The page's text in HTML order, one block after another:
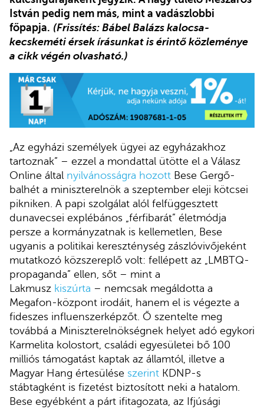
István pedig nem más, mint a vadászlobbi
főpapja. (Frissítés: Bábel Balázs kalocsa-
kecskeméti érsek írásunkat is érintő közleménye
a cikk végén olvasható.)
„Az egyházi személyek ügyei az egyházakhoz
tartoznak” – ezzel a mondattal ütötte el a Válasz
Online által nyilvánosságra hozott Bese Gergő-
balhét a miniszterelnök a szeptember eleji kötcsei
pikniken. A papi szolgálat alól felfüggesztett
dunavecsei explébános „férfibarát” életmódja
persze a kormányzatnak is kellemetlen, Bese
ugyanis a politikai kereszténység zászlóvivőjeként
mutatkozó közszereplő volt: fellépett az „LMBTQ-
propaganda” ellen, sőt – mint a
Lakmusz kiszúrta – nemcsak megáldotta a
Megafon-központ irodáit, hanem el is végezte a
fideszes influenszerképzőt. Ő szentelte meg
továbbá a Miniszterelnökségnek helyet adó egykori
Karmelita kolostort, családi egyesületei bő 100
milliós támogatást kaptak az államtól, illetve a
Magyar Hang értesülése szerint KDNP-s
stábtagként is fizetést biztosított neki a hatalom.
Bese egyébként a párt ifitagozata, az Ifjúsági